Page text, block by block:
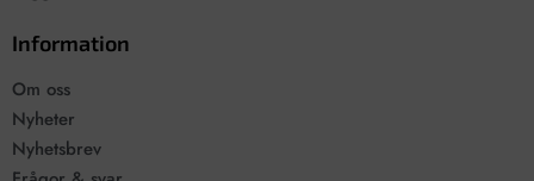
Information
Om oss
Nyheter
Nyhetsbrev